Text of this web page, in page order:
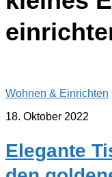
Wohnen & Einrichten
18. Oktober 2022
Elegante